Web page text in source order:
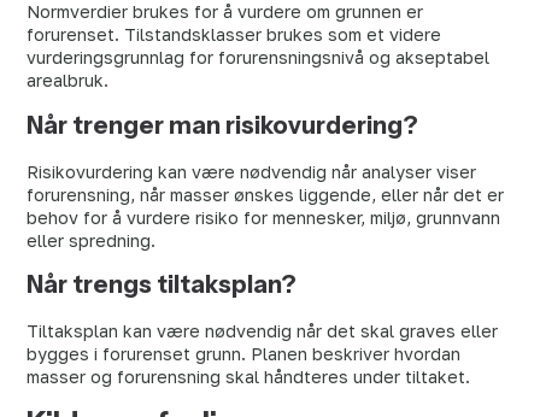
Normverdier brukes for å vurdere om grunnen er
forurenset. Tilstandsklasser brukes som et videre
vurderingsgrunnlag for forurensningsnivå og akseptabel
arealbruk.
Når trenger man risikovurdering?
Risikovurdering kan være nødvendig når analyser viser
forurensning, når masser ønskes liggende, eller når det er
behov for å vurdere risiko for mennesker, miljø, grunnvann
eller spredning.
Når trengs tiltaksplan?
Tiltaksplan kan være nødvendig når det skal graves eller
bygges i forurenset grunn. Planen beskriver hvordan
masser og forurensning skal håndteres under tiltaket.